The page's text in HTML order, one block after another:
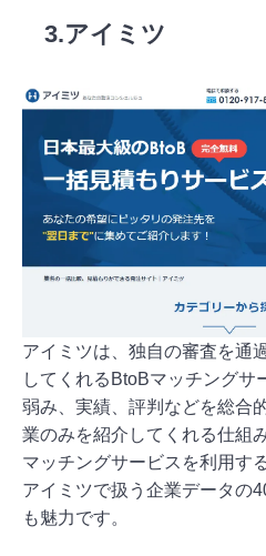
3.アイミツ
アイミツは、独自の審査を通
してくれるBtoBマッチングサ
弱み、実績、評判などを総合
業のみを紹介してくれる仕組
マッチングサービスを利用す
アイミツで扱う企業データの
も魅力です。